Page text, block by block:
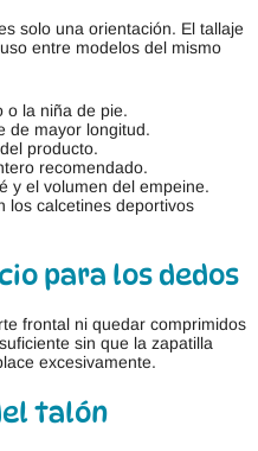
solo una orientación. El tallaje
entre modelos del mismo
o la niña de pie.
de mayor longitud.
producto.
recomendado.
y el volumen del empeine.
los calcetines deportivos
para los dedos
frontal ni quedar comprimidos
sin que la zapatilla
excesivamente.
talón